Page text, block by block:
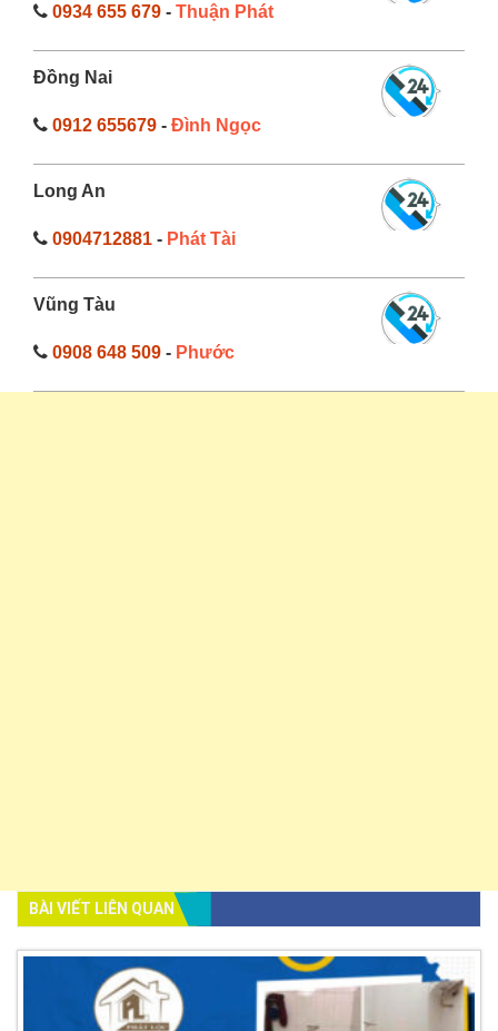
0934 655 679 - Thuận Phát
Đồng Nai
0912 655679 - Đình Ngọc
Long An
0904712881 - Phát Tài
Vũng Tàu
0908 648 509 - Phước
BÀI VIẾT LIÊN QUAN